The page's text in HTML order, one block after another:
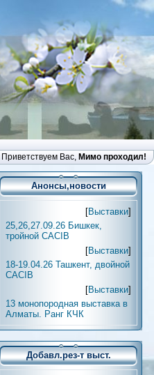
Приветствуем Вас, Мимо проходил!
Анонсы,новости
[Выставки]
25,26,27.09.26 Бишкек,
тройной CACIB
[Выставки]
18-19.04.26 Ташкент, двойной
CACIB
[Выставки]
13 монопородная выставка в
Алматы. Ранг КЧК
Добавл.рез-т выст.